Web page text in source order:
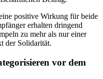
positive Wirkung für beide
erhalten dringend
zu mehr als nur einer
der Solidarität.
vor dem